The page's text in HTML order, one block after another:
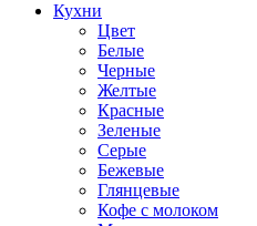
Кухни
Цвет
Белые
Черные
Желтые
Красные
Зеленые
Серые
Бежевые
Глянцевые
Кофе с молоком